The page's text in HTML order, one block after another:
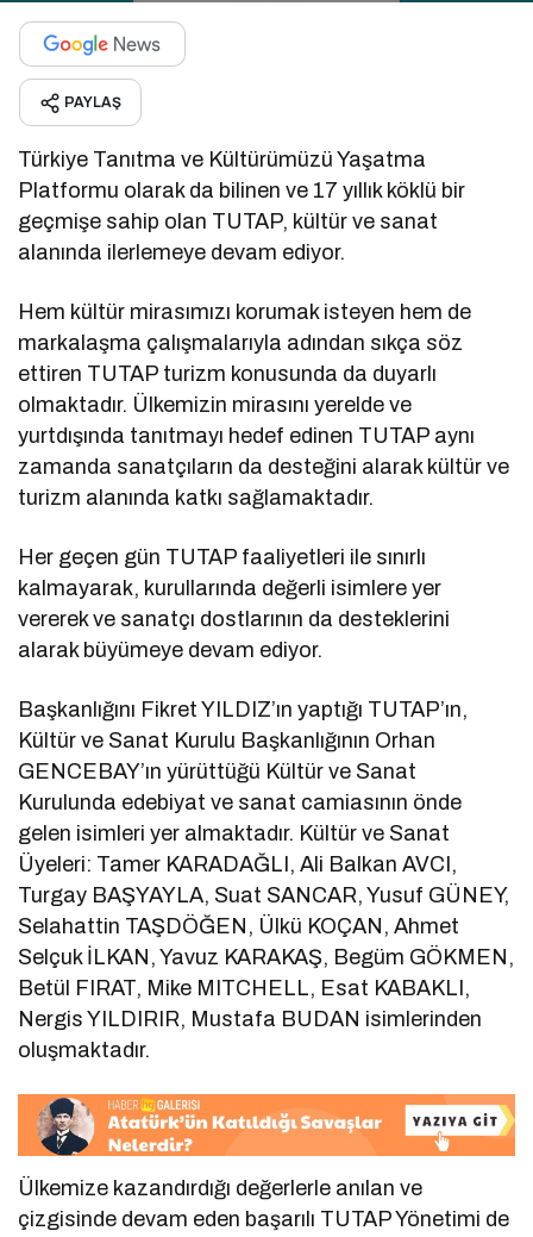
PAYLAŞ
Türkiye Tanıtma ve Kültürümüzü Yaşatma
Platformu olarak da bilinen ve 17 yıllık köklü bir
geçmişe sahip olan TUTAP, kültür ve sanat
alanında ilerlemeye devam ediyor.
Hem kültür mirasımızı korumak isteyen hem de
markalaşma çalışmalarıyla adından sıkça söz
ettiren TUTAP turizm konusunda da duyarlı
olmaktadır. Ülkemizin mirasını yerelde ve
yurtdışında tanıtmayı hedef edinen TUTAP aynı
zamanda sanatçıların da desteğini alarak kültür ve
turizm alanında katkı sağlamaktadır.
Her geçen gün TUTAP faaliyetleri ile sınırlı
kalmayarak, kurullarında değerli isimlere yer
vererek ve sanatçı dostlarının da desteklerini
alarak büyümeye devam ediyor.
Başkanlığını Fikret YILDIZ’ın yaptığı TUTAP’ın,
Kültür ve Sanat Kurulu Başkanlığının Orhan
GENCEBAY’ın yürüttüğü Kültür ve Sanat
Kurulunda edebiyat ve sanat camiasının önde
gelen isimleri yer almaktadır. Kültür ve Sanat
Üyeleri: Tamer KARADAĞLI, Ali Balkan AVCI,
Turgay BAŞYAYLA, Suat SANCAR, Yusuf GÜNEY,
Selahattin TAŞDÖĞEN, Ülkü KOÇAN, Ahmet
Selçuk İLKAN, Yavuz KARAKAŞ, Begüm GÖKMEN,
Betül FIRAT, Mike MITCHELL, Esat KABAKLI,
Nergis YILDIRIR, Mustafa BUDAN isimlerinden
oluşmaktadır.
Ülkemize kazandırdığı değerlerle anılan ve
çizgisinde devam eden başarılı TUTAP Yönetimi de